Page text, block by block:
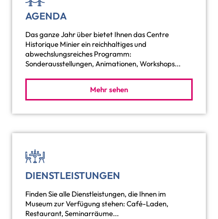
AGENDA
Das ganze Jahr über bietet Ihnen das Centre
Historique Minier ein reichhaltiges und
abwechslungsreiches Programm:
Sonderausstellungen, Animationen, Workshops...
Mehr sehen
DIENSTLEISTUNGEN
Finden Sie alle Dienstleistungen, die Ihnen im
Museum zur Verfügung stehen: Café-Laden,
Restaurant, Seminarräume...